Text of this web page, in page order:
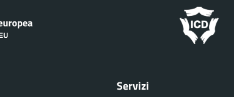
Servizi